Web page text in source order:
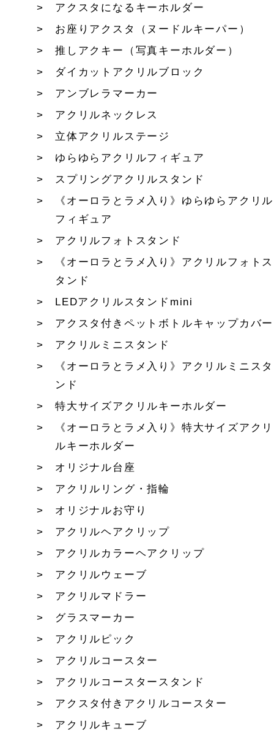
アクスタになるキーホルダー
お座りアクスタ（ヌードルキーパー）
推しアクキー（写真キーホルダー）
ダイカットアクリルブロック
アンブレラマーカー
アクリルネックレス
立体アクリルステージ
ゆらゆらアクリルフィギュア
スプリングアクリルスタンド
《オーロラとラメ入り》ゆらゆらアクリル
フィギュア
アクリルフォトスタンド
《オーロラとラメ入り》アクリルフォトス
タンド
LEDアクリルスタンドmini
アクスタ付きペットボトルキャップカバー
アクリルミニスタンド
《オーロラとラメ入り》アクリルミニスタ
ンド
特大サイズアクリルキーホルダー
《オーロラとラメ入り》特大サイズアクリ
ルキーホルダー
オリジナル台座
アクリルリング・指輪
オリジナルお守り
アクリルヘアクリップ
アクリルカラーヘアクリップ
アクリルウェーブ
アクリルマドラー
グラスマーカー
アクリルピック
アクリルコースター
アクリルコースタースタンド
アクスタ付きアクリルコースター
アクリルキューブ